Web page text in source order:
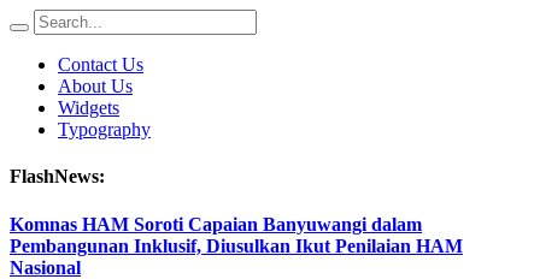
Contact Us
About Us
Widgets
Typography
FlashNews:
Komnas HAM Soroti Capaian Banyuwangi dalam
Pembangunan Inklusif, Diusulkan Ikut Penilaian HAM
Nasional